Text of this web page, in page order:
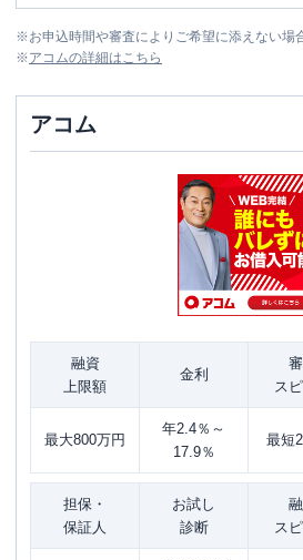
※お申込時間や審査によりご希望に添えない場
※アコムの詳細はこちら
アコム
融資
上限額
金利
ス
最大800万円
年2.4％～
17.9％
最短
担保・
保証人
お試し
診断
ス